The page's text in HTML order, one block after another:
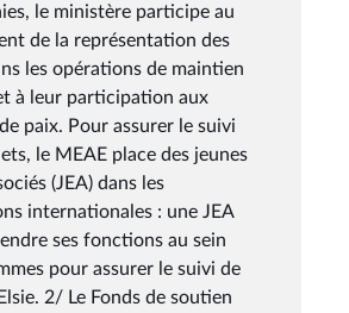
le ministère participe au
de la représentation des
les opérations de maintien
à leur participation aux
paix. Pour assurer le suivi
le MEAE place des jeunes
(JEA) dans les
internationales : une JEA
ses fonctions au sein
pour assurer le suivi de
2/ Le Fonds de soutien